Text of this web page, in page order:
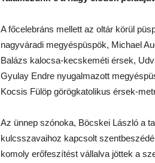
A főcelebráns mellett az oltár körül
nagyváradi megyéspüspök, Michael
Balázs kalocsa-kecskeméti érsek,
Gyulay Endre nyugalmazott
Kocsis Fülöp görögkatolikus érsek-
Az ünnep szónoka, Böcskei László a
kulcsszavaihoz kapcsolt
komoly erőfeszítést vállalva jöttek a